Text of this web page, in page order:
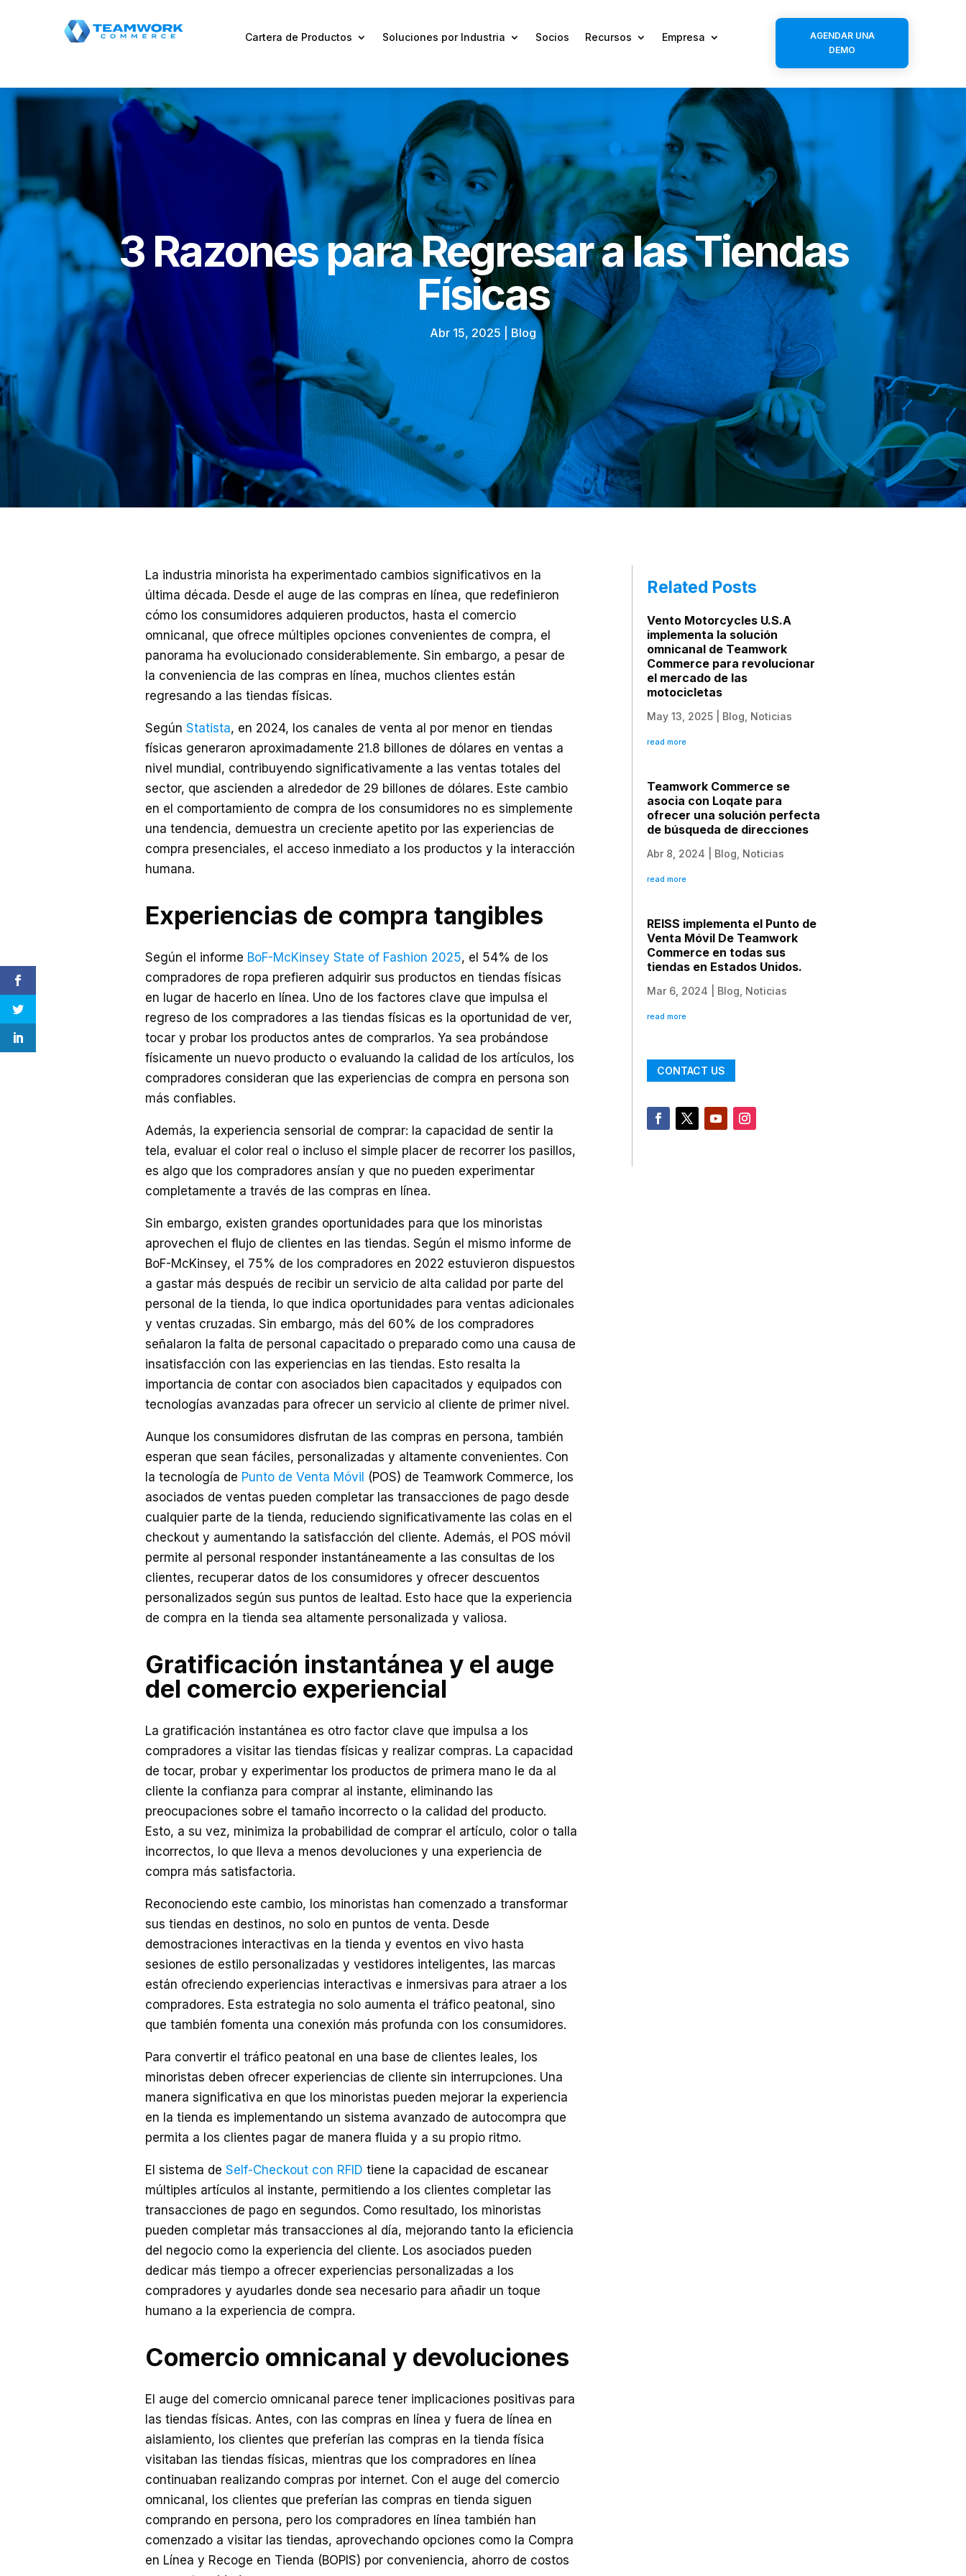
Cartera de Productos Soluciones por Industria Socios Recursos Empresa
AGENDAR UNA
DEMO
3 Razones para Regresar a las Tiendas
Físicas
Abr 15, 2025 Blog
La industria minorista ha experimentado cambios significativos en la
última década. Desde el auge de las compras en línea, que redefinieron
cómo los consumidores adquieren productos, hasta el comercio
omnicanal, que ofrece múltiples opciones convenientes de compra, el
panorama ha evolucionado considerablemente. Sin embargo, a pesar de
la conveniencia de las compras en línea, muchos clientes están
regresando a las tiendas físicas.
Según Statista, en 2024, los canales de venta al por menor en tiendas
físicas generaron aproximadamente 21.8 billones de dólares en ventas a
nivel mundial, contribuyendo significativamente a las ventas totales del
sector, que ascienden a alrededor de 29 billones de dólares. Este cambio
en el comportamiento de compra de los consumidores no es simplemente
una tendencia, demuestra un creciente apetito por las experiencias de
compra presenciales, el acceso inmediato a los productos y la interacción
humana.
Experiencias de compra tangibles
Según el informe BoF-McKinsey State of Fashion 2025, el 54% de los
compradores de ropa prefieren adquirir sus productos en tiendas físicas
en lugar de hacerlo en línea. Uno de los factores clave que impulsa el
regreso de los compradores a las tiendas físicas es la oportunidad de ver,
tocar y probar los productos antes de comprarlos. Ya sea probándose
físicamente un nuevo producto o evaluando la calidad de los artículos, los
compradores consideran que las experiencias de compra en persona son
más confiables.
Además, la experiencia sensorial de comprar: la capacidad de sentir la
tela, evaluar el color real o incluso el simple placer de recorrer los pasillos,
es algo que los compradores ansían y que no pueden experimentar
completamente a través de las compras en línea.
Sin embargo, existen grandes oportunidades para que los minoristas
aprovechen el flujo de clientes en las tiendas. Según el mismo informe de
BoF-McKinsey, el 75% de los compradores en 2022 estuvieron dispuestos
a gastar más después de recibir un servicio de alta calidad por parte del
personal de la tienda, lo que indica oportunidades para ventas adicionales
y ventas cruzadas. Sin embargo, más del 60% de los compradores
señalaron la falta de personal capacitado o preparado como una causa de
insatisfacción con las experiencias en las tiendas. Esto resalta la
importancia de contar con asociados bien capacitados y equipados con
tecnologías avanzadas para ofrecer un servicio al cliente de primer nivel.
Aunque los consumidores disfrutan de las compras en persona, también
esperan que sean fáciles, personalizadas y altamente convenientes. Con
la tecnología de Punto de Venta Móvil (POS) de Teamwork Commerce, los
asociados de ventas pueden completar las transacciones de pago desde
cualquier parte de la tienda, reduciendo significativamente las colas en el
checkout y aumentando la satisfacción del cliente. Además, el POS móvil
permite al personal responder instantáneamente a las consultas de los
clientes, recuperar datos de los consumidores y ofrecer descuentos
personalizados según sus puntos de lealtad. Esto hace que la experiencia
de compra en la tienda sea altamente personalizada y valiosa.
Gratificación instantánea y el auge
del comercio experiencial
La gratificación instantánea es otro factor clave que impulsa a los
compradores a visitar las tiendas físicas y realizar compras. La capacidad
de tocar, probar y experimentar los productos de primera mano le da al
cliente la confianza para comprar al instante, eliminando las
preocupaciones sobre el tamaño incorrecto o la calidad del producto.
Esto, a su vez, minimiza la probabilidad de comprar el artículo, color o talla
incorrectos, lo que lleva a menos devoluciones y una experiencia de
compra más satisfactoria.
Reconociendo este cambio, los minoristas han comenzado a transformar
sus tiendas en destinos, no solo en puntos de venta. Desde
demostraciones interactivas en la tienda y eventos en vivo hasta
sesiones de estilo personalizadas y vestidores inteligentes, las marcas
están ofreciendo experiencias interactivas e inmersivas para atraer a los
compradores. Esta estrategia no solo aumenta el tráfico peatonal, sino
que también fomenta una conexión más profunda con los consumidores.
Para convertir el tráfico peatonal en una base de clientes leales, los
minoristas deben ofrecer experiencias de cliente sin interrupciones. Una
manera significativa en que los minoristas pueden mejorar la experiencia
en la tienda es implementando un sistema avanzado de autocompra que
permita a los clientes pagar de manera fluida y a su propio ritmo.
El sistema de Self-Checkout con RFID tiene la capacidad de escanear
múltiples artículos al instante, permitiendo a los clientes completar las
transacciones de pago en segundos. Como resultado, los minoristas
pueden completar más transacciones al día, mejorando tanto la eficiencia
del negocio como la experiencia del cliente. Los asociados pueden
dedicar más tiempo a ofrecer experiencias personalizadas a los
compradores y ayudarles donde sea necesario para añadir un toque
humano a la experiencia de compra.
Comercio omnicanal y devoluciones
El auge del comercio omnicanal parece tener implicaciones positivas para
las tiendas físicas. Antes, con las compras en línea y fuera de línea en
aislamiento, los clientes que preferían las compras en la tienda física
visitaban las tiendas físicas, mientras que los compradores en línea
continuaban realizando compras por internet. Con el auge del comercio
omnicanal, los clientes que preferían las compras en tienda siguen
comprando en persona, pero los compradores en línea también han
comenzado a visitar las tiendas, aprovechando opciones como la Compra
en Línea y Recoge en Tienda (BOPIS) por conveniencia, ahorro de costos
Related Posts
Vento Motorcycles U.S.A
implementa la solución
omnicanal de Teamwork
Commerce para revolucionar
el mercado de las
motocicletas
May 13, 2025| Blog Noticias
read more
Teamwork Commerce se
asocia con Loqate para
ofrecer una solución perfecta
de búsqueda de direcciones
Abr 8, 2024 Blog Noticias
read more
REISS implementa el Punto de
Venta Móvil De Teamwork
Commerce en todas sus
tiendas en Estados Unidos.
Mar 6, 2024 Blog Noticias
read more
CONTACT US